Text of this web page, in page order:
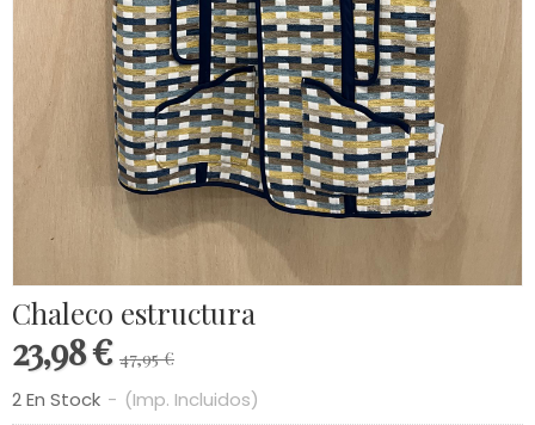
Chaleco estructura
23,98 € 47,95 €
2 En Stock - (Imp. Incluidos)